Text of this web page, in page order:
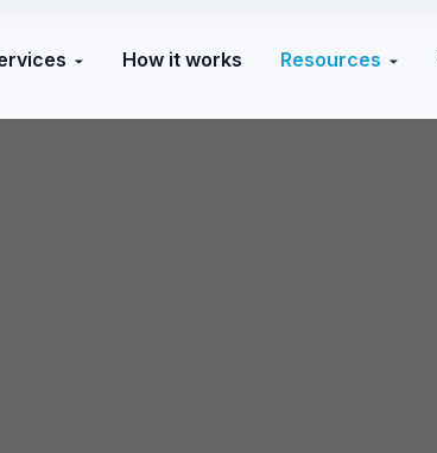
How it works Resources